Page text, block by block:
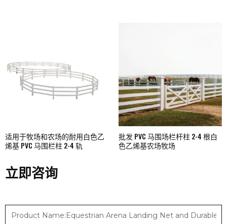
适用于牧场和农场的耐用白色乙
烯基 PVC 马围栏柱 2-4 轨
批发 PVC 马围场栏杆柱 2-4 根白
色乙烯基农场牧场
立即咨询